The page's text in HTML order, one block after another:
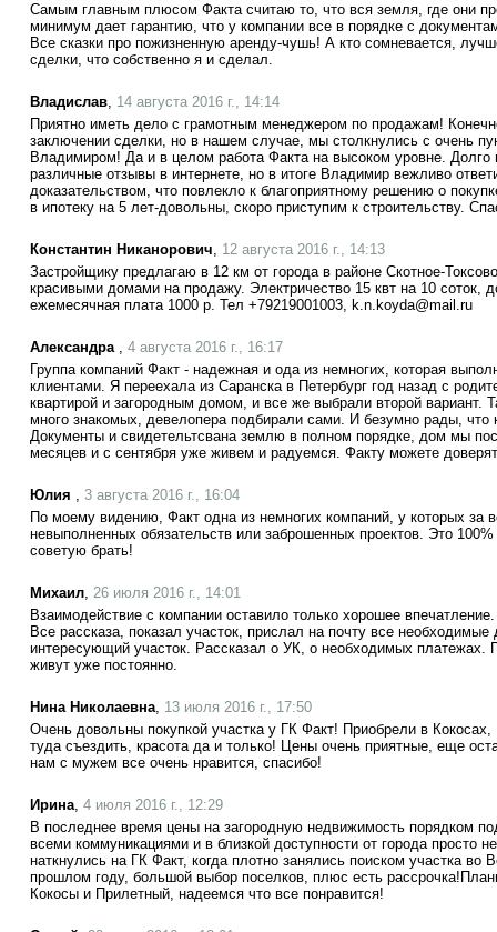
Самым главным плюсом Факта считаю то, что вся земля, где они
минимум дает гарантию, что у компании все в порядке с
Все сказки про пожизненную аренду-чушь! А кто сомневается,
сделки, что собственно я и сделал.
Владислав, 14 августа 2016 г., 14:14
Приятно иметь дело с грамотным менеджером по продажам!
заключении сделки, но в нашем случае, мы столкнулись с очень
Владимиром! Да и в целом работа Факта на высоком уровне.
различные отзывы в интернете, но в итоге Владимир вежливо
доказательством, что повлекло к благоприятному решению о
в ипотеку на 5 лет-довольны, скоро приступим к строительству.
Константин Никанорович, 12 августа 2016 г., 14:13
Застройщику предлагаю в 12 км от города в районе Скотное-
красивыми домами на продажу. Электричество 15 квт на 10 соток,
ежемесячная плата 1000 р. Тел +79219001003, k.n.koyda@mail.ru
Александра , 4 августа 2016 г., 16:17
Группа компаний Факт - надежная и ода из немногих, которая
клиентами. Я переехала из Саранска в Петербург год назад с
квартирой и загородным домом, и все же выбрали второй вариант.
много знакомых, девелопера подбирали сами. И безумно рады, что
Документы и свидетельтсвана землю в полном порядке, дом мы
месяцев и с сентября уже живем и радуемся. Факту можете
Юлия , 3 августа 2016 г., 16:04
По моему видению, Факт одна из немногих компаний, у которых за
невыполненных обязательств или заброшенных проектов. Это
советую брать!
Михаил, 26 июля 2016 г., 14:01
Взаимодействие с компании оставило только хорошее
Все рассказа, показал участок, прислал на почту все необходимые
интересующий участок. Рассказал о УК, о необходимых платежах.
живут уже постоянно.
Нина Николаевна, 13 июля 2016 г., 17:50
Очень довольны покупкой участка у ГК Факт! Приобрели в
туда съездить, красота да и только! Цены очень приятные, еще
нам с мужем все очень нравится, спасибо!
Ирина, 4 июля 2016 г., 12:29
В последнее время цены на загородную недвижимость порядком
всеми коммуникациями и в близкой доступности от города
наткнулись на ГК Факт, когда плотно занялись поиском участка
прошлом году, большой выбор поселков, плюс есть
Кокосы и Прилетный, надеемся что все понравится!